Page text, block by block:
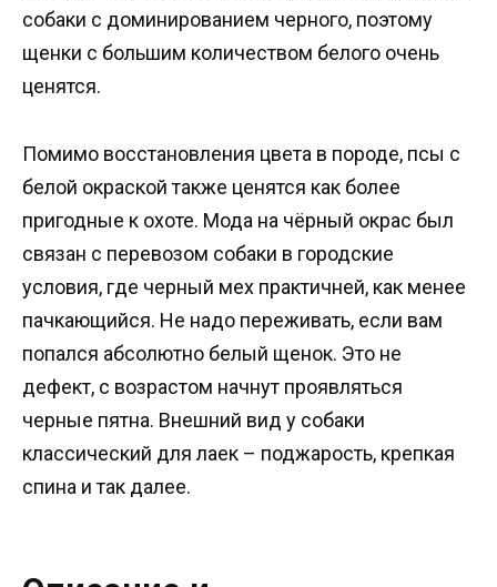
собаки с доминированием черного, поэтому
щенки с большим количеством белого очень
ценятся.
Помимо восстановления цвета в породе, псы с
белой окраской также ценятся как более
пригодные к охоте. Мода на чёрный окрас был
связан с перевозом собаки в городские
условия, где черный мех практичней, как менее
пачкающийся. Не надо переживать, если вам
попался абсолютно белый щенок. Это не
дефект, с возрастом начнут проявляться
черные пятна. Внешний вид у собаки
классический для лаек – поджарость, крепкая
спина и так далее.